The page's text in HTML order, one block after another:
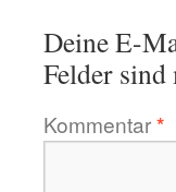
Deine E-
Felder
Kommentar*